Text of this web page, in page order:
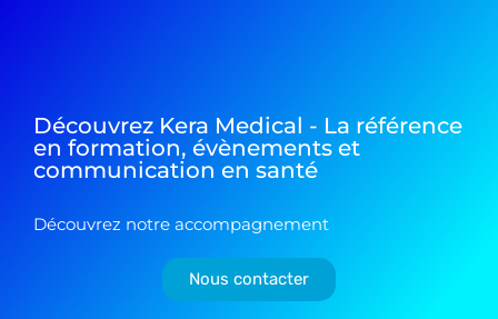
Découvrez Kera Medical - La référence
en formation, évènements et
communication en santé
Découvrez notre accompagnement
Nous contacter